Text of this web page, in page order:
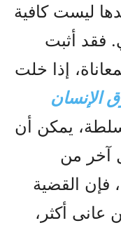
ليست كافية
فقد أثبت
إذا خلت
الإنسان
يمكن أن
آخر من
فإن القضية
عانى أكثر،